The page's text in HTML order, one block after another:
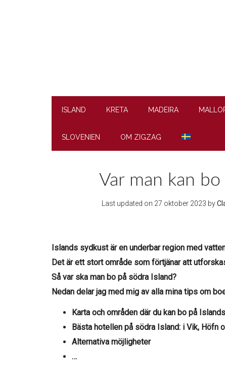
ISLAND KRETA MADEIRA
SLOVENIEN OM ZIGZAG
Var man kan
Last updated on 27 oktober 2023 by
Islands sydkust är en underbar region med
Det är ett stort område som förtjänar att
Så var ska man bo på södra Island?
Nedan delar jag med mig av alla mina tips om
Karta och områden där du kan bo på
Bästa hotellen på södra Island: i Vik, Höfn
Alternativa möjligheter
…